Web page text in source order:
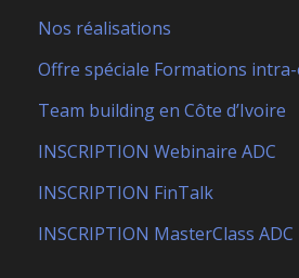
Nos réalisations
Offre spéciale Formations
Team building en Côte d’Ivoire
INSCRIPTION Webinaire ADC
INSCRIPTION FinTalk
INSCRIPTION MasterClass ADC